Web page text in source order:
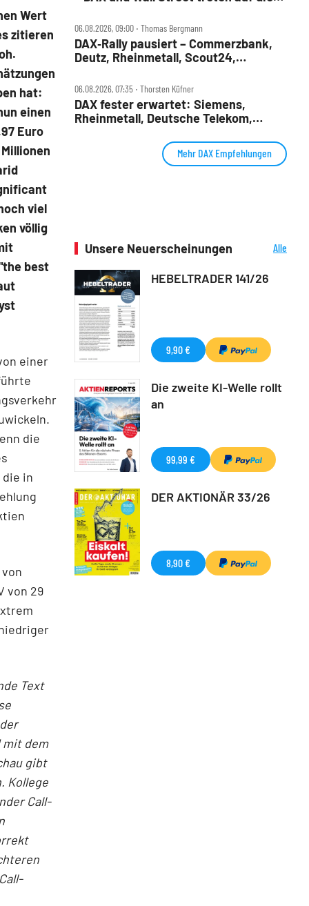
Wert
zitieren
hat:
einen
Euro
viel
völlig
best
einer
die
in
von 29
Text
mit dem
gibt
Kollege
Call-
06.08.2026, 09:00 ‧ Thomas Bergmann
DAX‑Rally pausiert – Commerzbank,
Deutz, Rheinmetall, Scout24,
Check
06.08.2026, 07:35 ‧ Thorsten Küfner
DAX fester erwartet: Siemens,
Rheinmetall, Deutsche Telekom,
Mehr DAX Empfehlungen
Unsere Neuerscheinungen
Alle
HEBELTRADER 141/26
9,90 €
Die zweite KI-Welle rollt
an
99,99 €
DER AKTIONÄR 33/26
8,90 €